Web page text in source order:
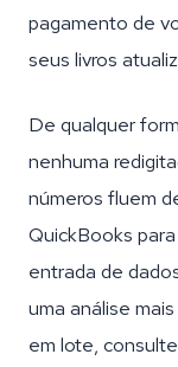
pagamento de
seus livros
De qualquer
nenhuma
números fluem
QuickBooks
entrada de
uma análise
em lote,